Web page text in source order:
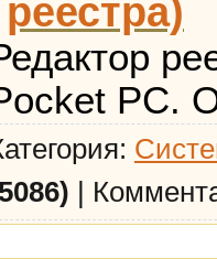
реестра)
PC.
|